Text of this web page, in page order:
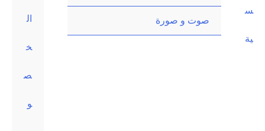
س
ية
صوت و صورة ال
خ
ص
و